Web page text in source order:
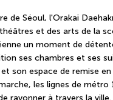
de Séoul, l'Orakai
et des arts de la
un moment de
ses chambres et ses
son espace de remise
les lignes de
rayonner à travers la ville.